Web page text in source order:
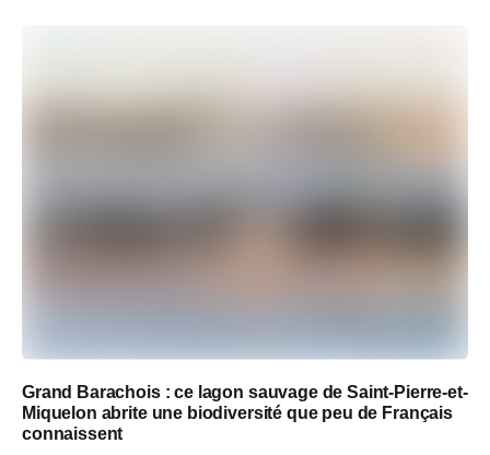
Grand Barachois : ce lagon sauvage de Saint-Pierre-et-
Miquelon abrite une biodiversité que peu de Français
connaissent